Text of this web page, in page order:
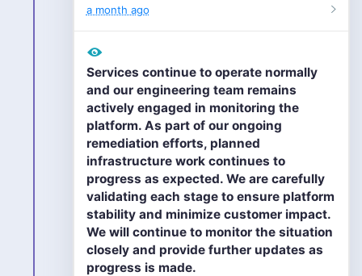
a month ago
Services continue to operate normally
and our engineering team remains
actively engaged in monitoring the
platform. As part of our ongoing
remediation efforts, planned
infrastructure work continues to
progress as expected. We are carefully
validating each stage to ensure platform
stability and minimize customer impact.
We will continue to monitor the situation
closely and provide further updates as
progress is made.